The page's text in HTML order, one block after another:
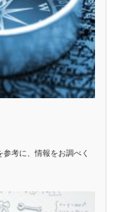
考に、情報をお調べく